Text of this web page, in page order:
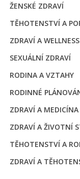
ŽENSKÉ ZDRAVÍ
TĚHOTENSTVÍ A
ZDRAVÍ A WELLNESS
SEXUÁLNÍ ZDRAVÍ
RODINA A VZTAHY
RODINNÉ
ZDRAVÍ A MEDICÍNA
ZDRAVÍ A ŽIVOTNÍ
TĚHOTENSTVÍ A
ZDRAVÍ A